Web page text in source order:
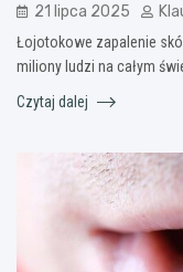
21 lipca 2025
Łojotokowe zapalenie
miliony ludzi na całym
Czytaj dalej